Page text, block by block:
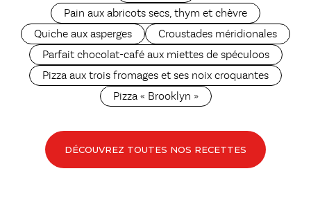
Pain aux abricots secs, thym et chèvre
Quiche aux asperges
Croustades méridionales
Parfait chocolat-café aux miettes de spéculoos
Pizza aux trois fromages et ses noix croquantes
Pizza « Brooklyn »
DÉCOUVREZ TOUTES NOS RECETTES